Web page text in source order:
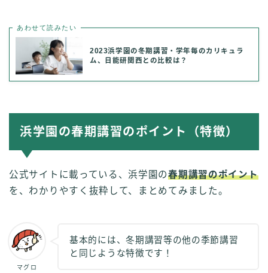
あわせて読みたい
2023浜学園の冬期講習・学年毎のカリキュラ
ム、日能研関西との比較は？
浜学園の春期講習のポイント（特徴）
公式サイトに載っている、浜学園の春期講習のポイント
を、わかりやすく抜粋して、まとめてみました。
マグロ
基本的には、冬期講習等の他の季節講習
と同じような特徴です！